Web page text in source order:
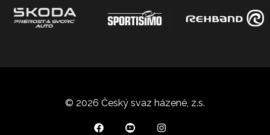
© 2026 Český svaz házené, z.s.